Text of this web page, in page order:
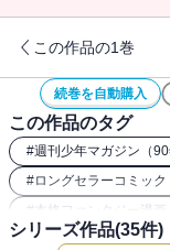
この作品の1巻
続巻を自動購入
この作品のタグ
#週刊少年マガジン（90
#ロングセラーコミック
# 本格ファンタジー漫画
シリーズ作品(35件)